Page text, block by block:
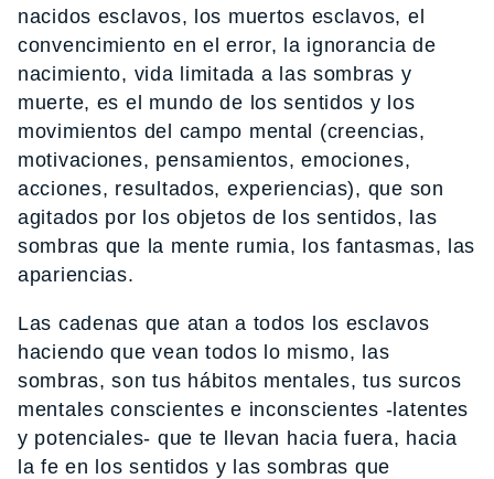
nacidos esclavos, los muertos esclavos, el
convencimiento en el error, la ignorancia de
nacimiento, vida limitada a las sombras y
muerte, es el mundo de los sentidos y los
movimientos del campo mental (creencias,
motivaciones, pensamientos, emociones,
acciones, resultados, experiencias), que son
agitados por los objetos de los sentidos, las
sombras que la mente rumia, los fantasmas, las
apariencias.
Las cadenas que atan a todos los esclavos
haciendo que vean todos lo mismo, las
sombras, son tus hábitos mentales, tus surcos
mentales conscientes e inconscientes -latentes
y potenciales- que te llevan hacia fuera, hacia
la fe en los sentidos y las sombras que